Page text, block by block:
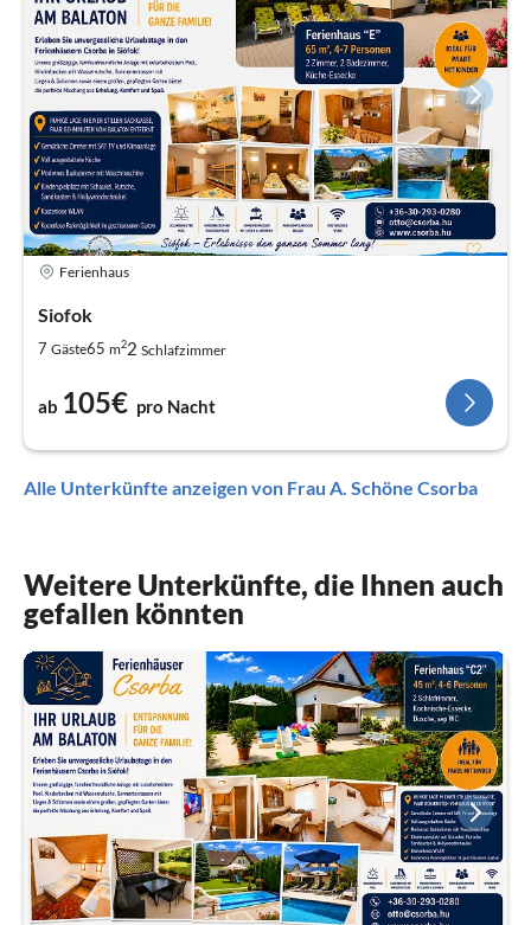
Ferienhaus
Siofok
7 Gäste65 m22 Schlafzimmer
ab 105€ pro Nacht
Alle Unterkünfte anzeigen von Frau A. Schöne Csorba
Weitere Unterkünfte, die Ihnen auch
gefallen könnten